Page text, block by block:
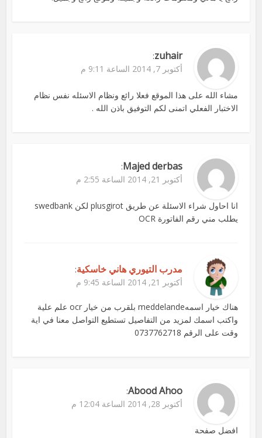
zuhair
:
أكتوبر 7, 2014 الساعة 9:11 م
مشاء الله على هذا الموقع فعلا رائع ونظام الاسئله نفس نظام
الاختبار الفعلي اتمنى لكم التوفيق باذن الله .
Majed derbas
:
أكتوبر 21, 2014 الساعة 2:55 م
انا احاول شراء الاسئلة عن طريق plusgirot لكن swedbank
يطلب مني رقم الفاتورة OCR
مدرب التيوري هاني خاسكية:
أكتوبر 21, 2014 الساعة 9:45 م
هناك خيار اسمهmeddelande بلقرب من خيار ocr علم علية
واكتب اسمك لمزيد من التفاصيل تستطيع التواصل معنا في اية
وقت على الرقم 0737762718
Abood Ahoo
:
أكتوبر 28, 2014 الساعة 12:04 م
افضل صفحة